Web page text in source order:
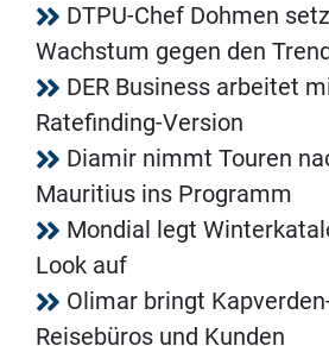
DTPU-Chef Dohmen
Wachstum gegen den
DER Business arbeitet
Ratefinding-Version
Diamir nimmt Touren
Mauritius ins Programm
Mondial legt
Look auf
Olimar bringt
Reisebüros und Kunden